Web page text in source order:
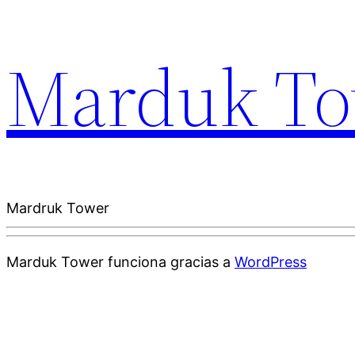
Marduk
Mardruk Tower
Marduk Tower funciona gracias a WordPress